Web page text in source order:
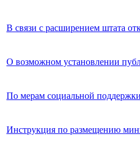
В связи с расширением штата
О возможном установлении
По мерам социальной
Инструкция по размещению